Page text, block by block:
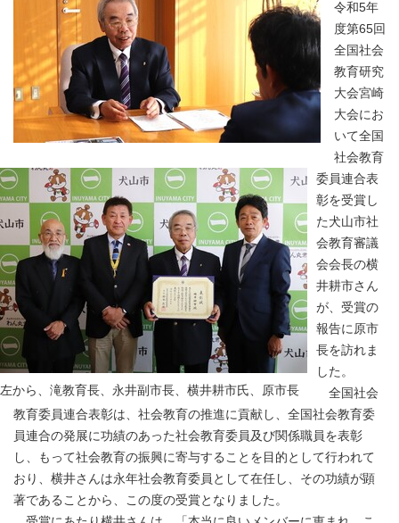
左から、滝教育長、永井副市長、横井耕市氏、原市長
令和5年
度第65回
全国社会
教育研究
大会宮崎
大会にお
いて全国
社会教育
委員連合表
彰を受賞し
た犬山市社
会教育審議
会会長の横
井耕市さん
が、受賞の
報告に原市
長を訪れま
した。
全国社会
教育委員連合表彰は、社会教育の推進に貢献し、全国社会教育委
員連合の発展に功績のあった社会教育委員及び関係職員を表彰
し、もって社会教育の振興に寄与することを目的として行われて
おり、横井さんは永年社会教育委員として在任し、その功績が顕
著であることから、この度の受賞となりました。